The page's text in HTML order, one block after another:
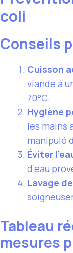
coli
Conseils
Cuisson
viande à
70°C.
Hygiène
les mains
manipulé
Éviter
d’eau
Lavage
Tableau
mesures